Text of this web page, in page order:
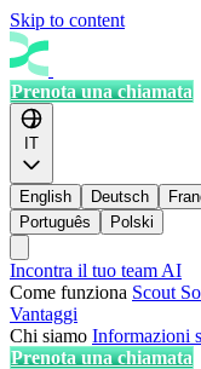
Skip to content
Prenota una chiamata
IT
English Deutsch
Português
Polski
Incontra il tuo team AI
Come funziona Scout
Vantaggi
Chi siamo Informazioni
Prenota una chiamata